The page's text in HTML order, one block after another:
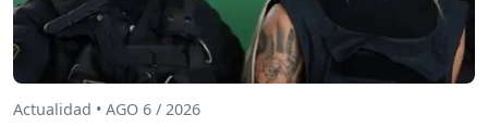
Actualidad • AGO 6 / 2026